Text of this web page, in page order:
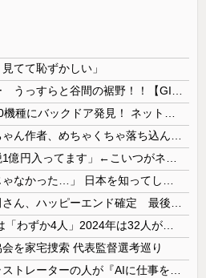
てて恥ずかしい」
を家宅捜索 代表監督選考巡り